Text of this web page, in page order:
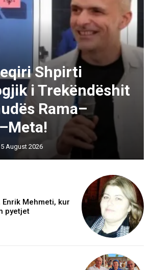
Shpirti
i Trekëndëshit
Rama–
5 August 2026
Mehmeti, kur
pyetjet